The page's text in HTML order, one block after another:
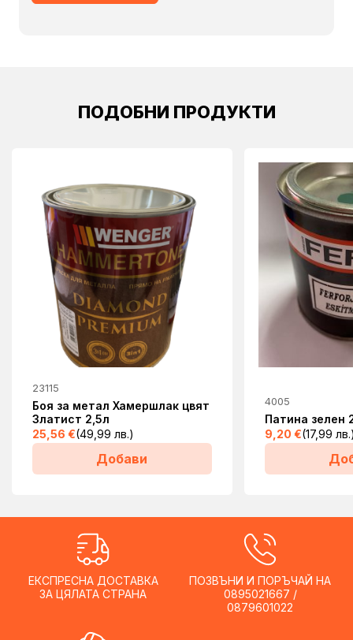
ПОДОБНИ ПРОДУКТИ
23115
Боя за метал Хамершлак цвят
Златист 2,5л
25,56 €(49,99 лв.)
Добави
4005
Патина зелен
9,20 €(17,99
ЕКСПРЕСНА ДОСТАВКА
ЗА ЦЯЛАТА СТРАНА
ПОЗВЪНИ И ПОРЪЧАЙ НА
0895021667 /
0879601022